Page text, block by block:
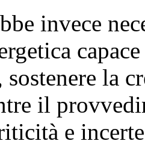
la
il
e